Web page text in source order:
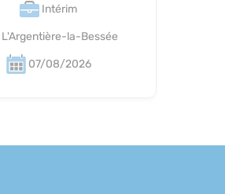
Intérim
L'Argentière-la-Bessée
07/08/2026